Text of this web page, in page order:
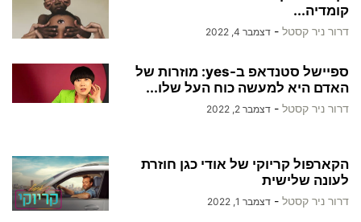
קומדיה...
דרור ניר קסטל - דצמבר 4, 2022
ספיישל סטנדאפ ב-yes: מוזרות של
האדם היא למעשה כוח העל שלו...
דרור ניר קסטל - דצמבר 2, 2022
הקארפול קריוקי של אודי כגן חוזרת
לעונה שלישית
דרור ניר קסטל - דצמבר 1, 2022